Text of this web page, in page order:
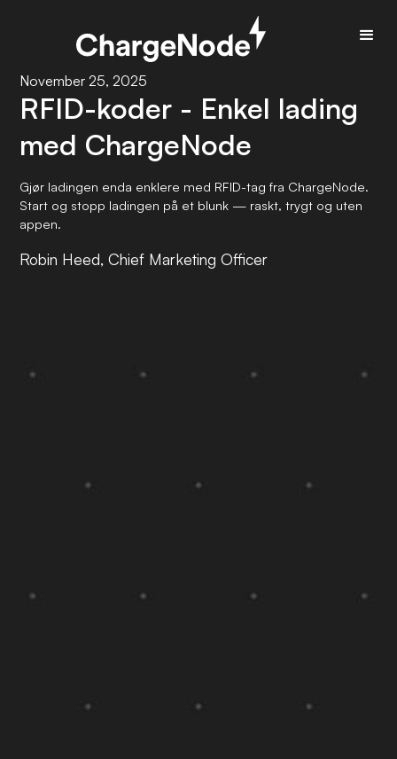
November 25, 2025
RFID-koder - Enkel lading
med ChargeNode
Gjør ladingen enda enklere med RFID-tag fra ChargeNode.
Start og stopp ladingen på et blunk — raskt, trygt og uten
appen.
Robin Heed, Chief Marketing Officer